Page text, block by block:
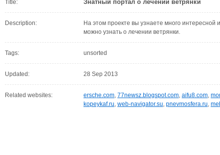
Title: Знатный портал о лечении ветрянки
Description:
На этом проекте вы узнаете много
можно узнать о лечении ветрянки.
Tags: unsorted
Updated: 28 Sep 2013
Related websites: ersche.com, 77newsz.blogspot.com, aifu8.com,
kopeykaf.ru, web-navigator.su, pnevmosfera.ru,